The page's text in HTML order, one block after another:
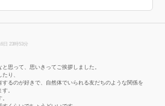
日 23時53分
思って、思いきってご挨拶しました。
り、
するのが好きで、自然体でいられる友だちのような関係を
。